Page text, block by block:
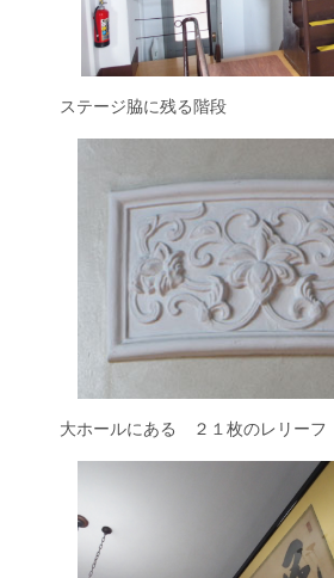
ステージ脇に残る階段
大ホールにある ２１枚のレリーフ